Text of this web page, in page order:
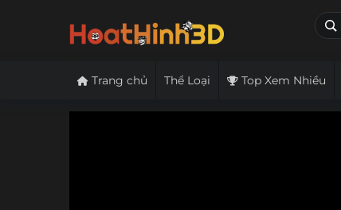
Trang chủ Thể Loại Top Xem Nhiều